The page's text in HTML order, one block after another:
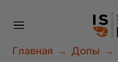
Главная → Допы →
Куда доставить?